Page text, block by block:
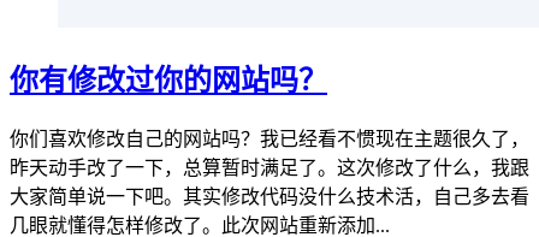
你有修改过你的网站吗？
你们喜欢修改自己的网站吗？我已经看不惯现在主题很久了，
昨天动手改了一下，总算暂时满足了。这次修改了什么，我跟
大家简单说一下吧。其实修改代码没什么技术活，自己多去看
几眼就懂得怎样修改了。此次网站重新添加...